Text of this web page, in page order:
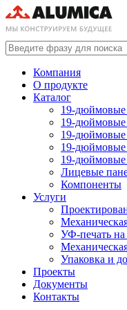
Компания
О продукте
Каталог
19-дюймовые
19-дюймовые
19-дюймовые
19-дюймовые
19-дюймовые
Лицевые
Компоненты
Услуги
УФ-печать
Упаковка и
Проекты
Документы
Контакты